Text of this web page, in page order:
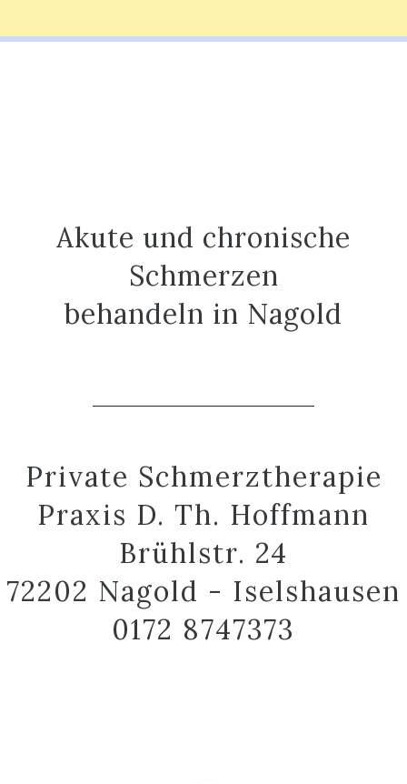
Akute und chronische
Schmerzen
behandeln in Nagold
Private Schmerztherapie
Praxis D. Th. Hoffmann
Brühlstr. 24
72202 Nagold - Iselshausen
0172 8747373